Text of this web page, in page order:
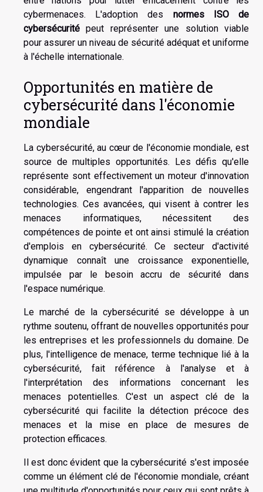
cybermenaces. L'adoption des normes ISO de
cybersécurité peut représenter une solution viable
pour assurer un niveau de sécurité adéquat et uniforme
à l'échelle internationale.
Opportunités en matière de
cybersécurité dans l'économie
mondiale
La cybersécurité, au cœur de l'économie mondiale, est
source de multiples opportunités. Les défis qu'elle
représente sont effectivement un moteur d'innovation
considérable, engendrant l'apparition de nouvelles
technologies. Ces avancées, qui visent à contrer les
menaces informatiques, nécessitent des
compétences de pointe et ont ainsi stimulé la création
d'emplois en cybersécurité. Ce secteur d'activité
dynamique connaît une croissance exponentielle,
impulsée par le besoin accru de sécurité dans
l'espace numérique.
Le marché de la cybersécurité se développe à un
rythme soutenu, offrant de nouvelles opportunités pour
les entreprises et les professionnels du domaine. De
plus, l'intelligence de menace, terme technique lié à la
cybersécurité, fait référence à l'analyse et à
l'interprétation des informations concernant les
menaces potentielles. C'est un aspect clé de la
cybersécurité qui facilite la détection précoce des
menaces et la mise en place de mesures de
protection efficaces.
Il est donc évident que la cybersécurité s'est imposée
comme un élément clé de l'économie mondiale, créant